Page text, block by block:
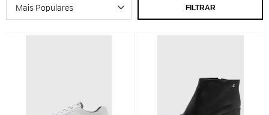
FILTRAR